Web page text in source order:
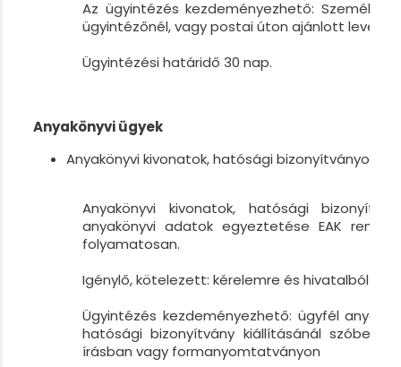
Az ügyintézés kezdeményezhető:
ügyintézőnél, vagy postai úton ajánlott
Ügyintézési határidő 30 nap.
Anyakönyvi ügyek
Anyakönyvi kivonatok, hatósági bizonyítványok
Anyakönyvi kivonatok, hatósági
anyakönyvi adatok egyeztetése EAK
folyamatosan.
Igénylő, kötelezett: kérelemre és hivatalból
Ügyintézés kezdeményezhető: ügyfél
hatósági bizonyítvány kiállításánál szóbeli
írásban vagy formanyomtatványon